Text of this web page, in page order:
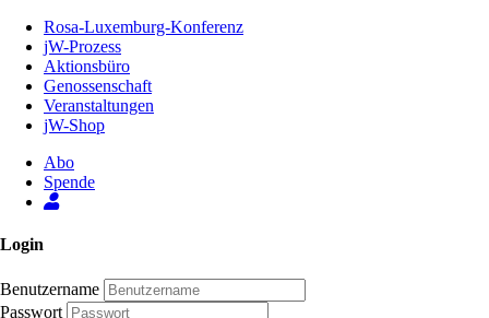
Inhalt
Seite
Rosa-Luxemburg-Konferenz
jW-Prozess
Aktionsbüro
Genossenschaft
Veranstaltungen
jW-Shop
Abo
Spende
Login
Benutzername
Passwort